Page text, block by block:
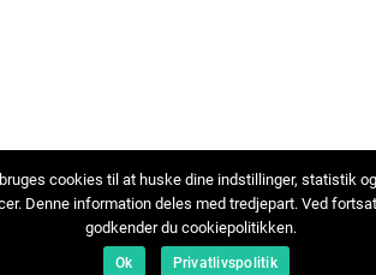
cookies til at huske dine indstillinger, statistik
Denne information deles med tredjepart. Ved
godkender du cookiepolitikken.
Ok Privatlivspolitik